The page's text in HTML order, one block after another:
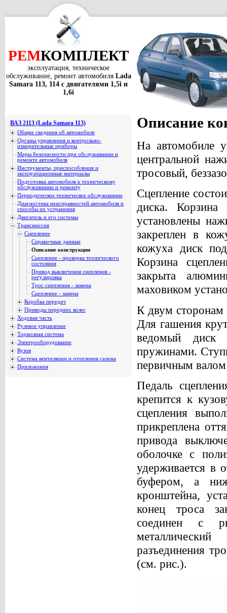
РЕМКОМПЛЕКТ
эксплуатация, техническое
обслуживание, ремонт автомобиля Lada
Samara 113, 114 с двигателями 1,5i и
1,6i
ВАЗ 2113 (Lada Samara 113)
Общие сведения об автомобиле
Органы управления и контрольно-
измерительные приборы
Меры безопасности при обслуживании и
ремонте автомобиля
Инструменты, приспособления и
эксплуатационные материалы
Подготовка автомобиля к техническому
обслуживанию и ремонту
Периодическое техническое обслуживание
Диагностика неисправностей автомобиля и
способы их устранения
Двигатель и его системы
Трансмиссия
Сцепление
Справочные данные
Описание конструкции
Сцепление - проверка технического
состояния
Привод выключения сцепления -
регулировка
Трос сцепления - замена
Сцепление - замена
Коробка передач
Приводы передних колес
Ходовая часть
Рулевое управление
Тормозная система
Электрооборудование
Кузов
Система вентиляции и отопления салона
Приложения
Описание
На автомобиле
центральной
тросовый,
Сцепление
диска. Корзина
установлены
закреплен в
кожуха диск
Корзина
закрыта
маховиком
К двум сторонам
Для гашения
ведомый диск
пружинами.
первичным
Педаль
крепится к
сцепления
прикреплена
привода
оболочке с
удерживается в
буфером, а
кронштейна,
конец троса
соединен с
разъединения
(см. рис.).